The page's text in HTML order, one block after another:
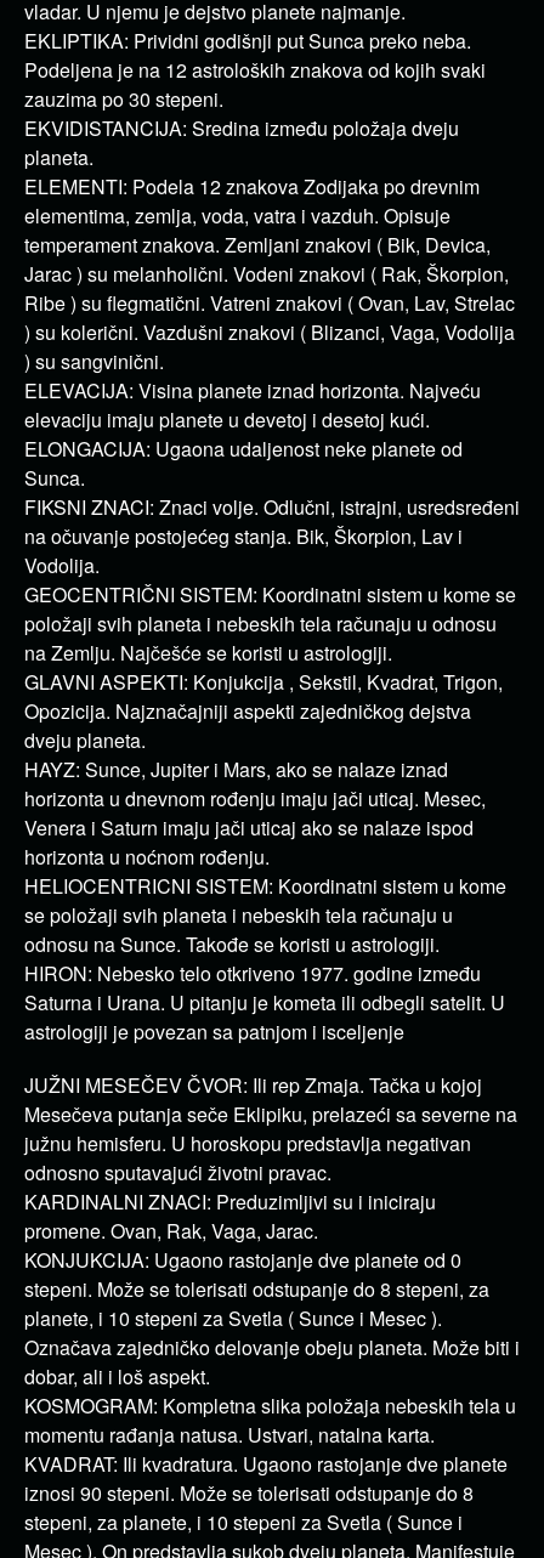
vladar. U njemu je dejstvo planete najmanje.
EKLIPTIKA: Prividni godišnji put Sunca preko neba.
Podeljena je na 12 astroloških znakova od kojih svaki
zauzima po 30 stepeni.
EKVIDISTANCIJA: Sredina između položaja dveju
planeta.
ELEMENTI: Podela 12 znakova Zodijaka po drevnim
elementima, zemlja, voda, vatra i vazduh. Opisuje
temperament znakova. Zemljani znakovi ( Bik, Devica,
Jarac ) su melanholični. Vodeni znakovi ( Rak, Škorpion,
Ribe ) su flegmatični. Vatreni znakovi ( Ovan, Lav, Strelac
) su kolerični. Vazdušni znakovi ( Blizanci, Vaga, Vodolija
) su sangvinični.
ELEVACIJA: Visina planete iznad horizonta. Najveću
elevaciju imaju planete u devetoj i desetoj kući.
ELONGACIJA: Ugaona udaljenost neke planete od
Sunca.
FIKSNI ZNACI: Znaci volje. Odlučni, istrajni, usredsređeni
na očuvanje postojećeg stanja. Bik, Škorpion, Lav i
Vodolija.
GEOCENTRIČNI SISTEM: Koordinatni sistem u kome se
položaji svih planeta i nebeskih tela računaju u odnosu
na Zemlju. Najčešće se koristi u astrologiji.
GLAVNI ASPEKTI: Konjukcija , Sekstil, Kvadrat, Trigon,
Opozicija. Najznačajniji aspekti zajedničkog dejstva
dveju planeta.
HAYZ: Sunce, Jupiter i Mars, ako se nalaze iznad
horizonta u dnevnom rođenju imaju jači uticaj. Mesec,
Venera i Saturn imaju jači uticaj ako se nalaze ispod
horizonta u noćnom rođenju.
HELIOCENTRICNI SISTEM: Koordinatni sistem u kome
se položaji svih planeta i nebeskih tela računaju u
odnosu na Sunce. Takođe se koristi u astrologiji.
HIRON: Nebesko telo otkriveno 1977. godine između
Saturna i Urana. U pitanju je kometa ili odbegli satelit. U
astrologiji je povezan sa patnjom i isceljenje
JUŽNI MESEČEV ČVOR: Ili rep Zmaja. Tačka u kojoj
Mesečeva putanja seče Eklipiku, prelazeći sa severne na
južnu hemisferu. U horoskopu predstavlja negativan
odnosno sputavajući životni pravac.
KARDINALNI ZNACI: Preduzimljivi su i iniciraju
promene. Ovan, Rak, Vaga, Jarac.
KONJUKCIJA: Ugaono rastojanje dve planete od 0
stepeni. Može se tolerisati odstupanje do 8 stepeni, za
planete, i 10 stepeni za Svetla ( Sunce i Mesec ).
Označava zajedničko delovanje obeju planeta. Može biti i
dobar, ali i loš aspekt.
KOSMOGRAM: Kompletna slika položaja nebeskih tela u
momentu rađanja natusa. Ustvari, natalna karta.
KVADRAT: Ili kvadratura. Ugaono rastojanje dve planete
iznosi 90 stepeni. Može se tolerisati odstupanje do 8
stepeni, za planete, i 10 stepeni za Svetla ( Sunce i
Mesec ). On predstavlja sukob dveju planeta. Manifestuje